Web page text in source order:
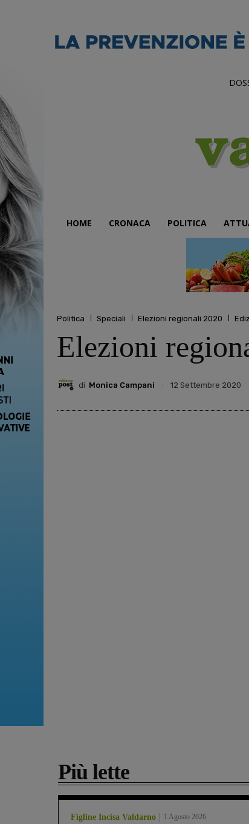
HOME CRONACA POLITICA
Politica Speciali Elezioni regionali 2020
Elezioni
di Monica Campani 12 Settembre 2020
Più lette
Figline Incisa Valdarno 1 Agosto 2026